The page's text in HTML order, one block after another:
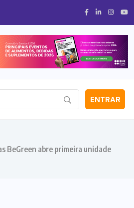
ENTRAR
BeGreen abre primeira unidade